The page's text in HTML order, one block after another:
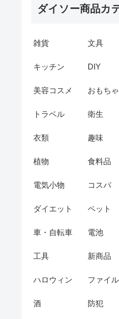
ダイソー商品カ
雑貨 文具
キッチン DIY
美容コスメ おもちゃ
トラベル 衛生
衣類 趣味
植物 食料品
電気小物 コスパ
ダイエット ペット
車・自転車 電池
工具 新商品
ハロウィン ファイル
酒 防犯